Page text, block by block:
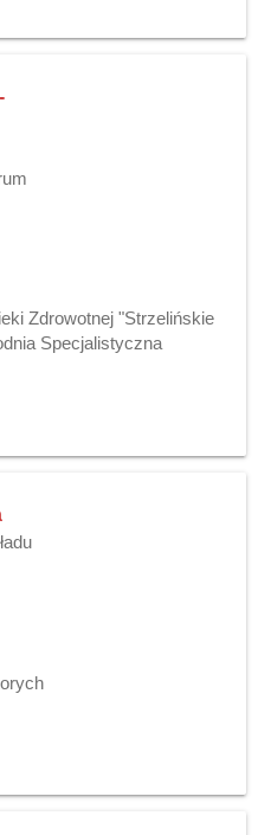
Zdrowotnej "Strzelińskie
Specjalistyczna